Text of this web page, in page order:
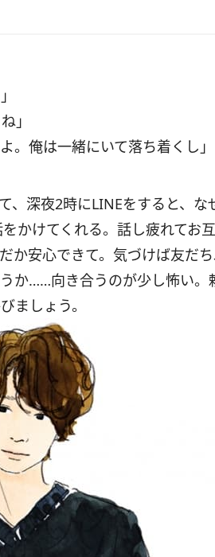
」
。俺は一緒にいて落ち着くし」
、深夜2時にLINEをすると、な
かけてくれる。話し疲れてお
か安心できて。気づけば友だ
か……向き合うのが少し怖い。
ましょう。